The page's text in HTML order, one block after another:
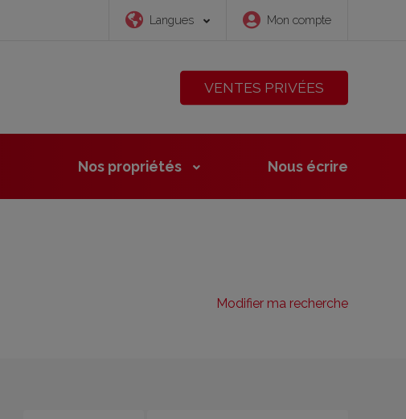
Langues Mon compte
VENTES PRIVÉES
Nos propriétés Nous écrire
Modifier ma recherche